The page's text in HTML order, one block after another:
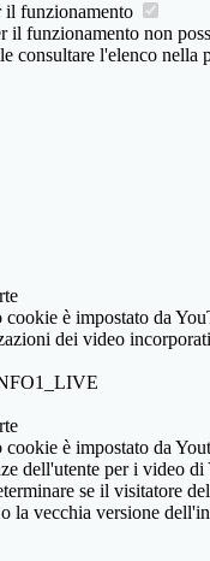
il funzionamento
il funzionamento non
consultare l'elenco nella
cookie è impostato da
dei video
cookie è impostato da
dell'utente per i video
se il visitatore
la vecchia versione